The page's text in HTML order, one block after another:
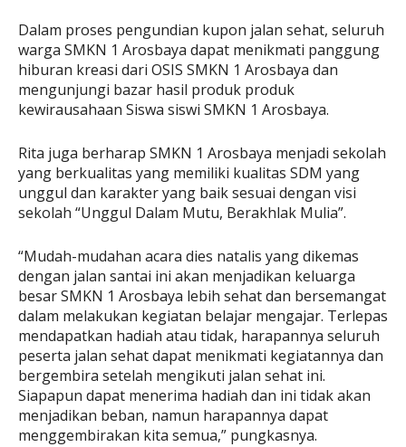
Dalam proses pengundian kupon jalan sehat, seluruh
warga SMKN 1 Arosbaya dapat menikmati panggung
hiburan kreasi dari OSIS SMKN 1 Arosbaya dan
mengunjungi bazar hasil produk produk
kewirausahaan Siswa siswi SMKN 1 Arosbaya.
Rita juga berharap SMKN 1 Arosbaya menjadi sekolah
yang berkualitas yang memiliki kualitas SDM yang
unggul dan karakter yang baik sesuai dengan visi
sekolah “Unggul Dalam Mutu, Berakhlak Mulia”.
“Mudah-mudahan acara dies natalis yang dikemas
dengan jalan santai ini akan menjadikan keluarga
besar SMKN 1 Arosbaya lebih sehat dan bersemangat
dalam melakukan kegiatan belajar mengajar. Terlepas
mendapatkan hadiah atau tidak, harapannya seluruh
peserta jalan sehat dapat menikmati kegiatannya dan
bergembira setelah mengikuti jalan sehat ini.
Siapapun dapat menerima hadiah dan ini tidak akan
menjadikan beban, namun harapannya dapat
menggembirakan kita semua,” pungkasnya.